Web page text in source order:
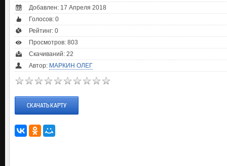
Добавлен: 17 Апреля 2018
Голосов: 0
Рейтинг: 0
Просмотров: 803
Скачиваний: 22
Автор: МАРКИН ОЛЕГ
СКАЧАТЬ КАРТУ